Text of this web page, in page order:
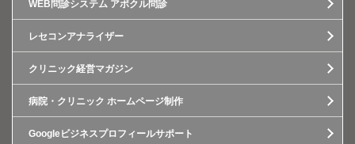
WEB問診システム アポクル問診
レセコンアナライザー
クリニック経営マガジン
病院・クリニック ホームページ制作
Googleビジネスプロフィールサポート